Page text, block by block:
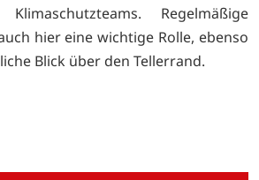
Klimaschutzteams. Regelmäßige
hier eine wichtige Rolle, ebenso
Blick über den Tellerrand.